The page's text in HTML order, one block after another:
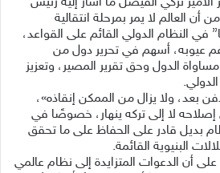
أن العالم لا يمر بمرحلة انتقالية
النظام الدولي القائم على القواعد،
عيوبه، أسهم في تحرير دول من
الدول وحق تقرير المصير، وتعزيز
الدولي.
بعد، ولا يزال من الممكن إنقاذه»،
إصلاحه لا إلى تركه ينهار، خصوصًا في
بديل قادر على الحفاظ على ما تحقق
البنيوية القائمة.
أن الدعوات المتزايدة إلى نظام عالمي